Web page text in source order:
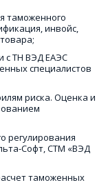
таможенного
инвойс,
с ТН ВЭД ЕАЭС
специалистов
риска. Оценка и
регулирования
Софт, СТМ «ВЭД
таможенных